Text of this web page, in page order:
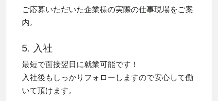
ご応募いただいた企業様の実際の仕事現場をご案
内。
5. 入社
最短で面接翌日に就業可能です！
入社後もしっかりフォローしますので安心して働
いて頂けます。